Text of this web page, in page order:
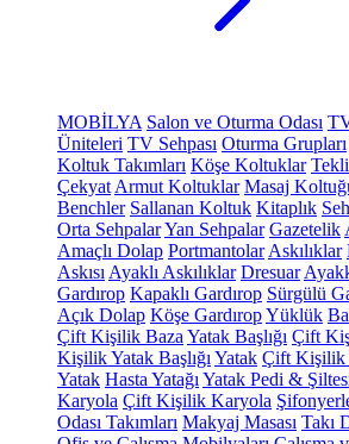
MOBİLYA Salon ve Oturma Odası
Üniteleri TV Sehpası Oturma Grupları
Koltuk Takımları Köşe Koltuklar
Çekyat Armut Koltuklar Masaj
Benchler Sallanan Koltuk Kitaplık
Orta SehpalarYan Sehpalar Gazetelik
Amaçlı Dolap Portmantolar Askılıklar
Askısı Ayaklı Askılıklar Dresuar
Gardırop Kapaklı Gardırop Sürgülü
Açık Dolap Köşe GardıropYüklük
Çift Kişilik Baza Yatak Başlığı Çift
Kişilik Yatak Başlığı Yatak Çift Kişilik
Yatak Hasta Yatağı Yatak Pedi &
Karyola Çift Kişilik Karyola
Odası Takımları Makyaj Masası Takı